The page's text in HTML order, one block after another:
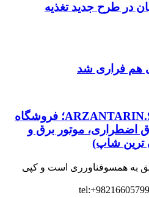
در طرح جدید تغذیه
فراری شد
افتتاح رسمی ARZANTARIN.SHOP؛ فروشگاه
اضطراری، موتور برق و
ترین شاپ)
به همسوفناورری است و کپی